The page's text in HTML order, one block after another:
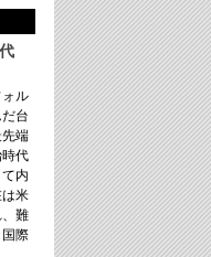
ル
台
端
代
内
米
難
際